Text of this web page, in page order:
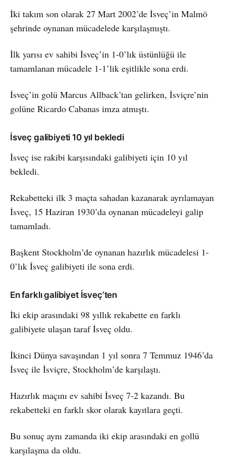
İki takım son olarak 27 Mart 2002’de İsveç’in Malmö
şehrinde oynanan mücadelede karşılaşmıştı.
İlk yarısı ev sahibi İsveç’in 1-0’lık üstünlüğü ile
tamamlanan mücadele 1-1’lik eşitlikle sona erdi.
İsveç’in golü Marcus Allback’tan gelirken, İsviçre’nin
golüne Ricardo Cabanas imza atmıştı.
İsveç galibiyeti 10 yıl bekledi
İsveç ise rakibi karşısındaki galibiyeti için 10 yıl
bekledi.
Rekabetteki ilk 3 maçta sahadan kazanarak ayrılamayan
İsveç, 15 Haziran 1930’da oynanan mücadeleyi galip
tamamladı.
Başkent Stockholm’de oynanan hazırlık mücadelesi 1-
0’lık İsveç galibiyeti ile sona erdi.
En farklı galibiyet İsveç’ten
İki ekip arasındaki 98 yıllık rekabette en farklı
galibiyete ulaşan taraf İsveç oldu.
İkinci Dünya savaşından 1 yıl sonra 7 Temmuz 1946’da
İsveç ile İsviçre, Stockholm’de karşılaştı.
Hazırlık maçını ev sahibi İsveç 7-2 kazandı. Bu
rekabetteki en farklı skor olarak kayıtlara geçti.
Bu sonuç aynı zamanda iki ekip arasındaki en gollü
karşılaşma da oldu.